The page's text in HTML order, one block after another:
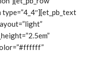
type=”4_4″][et_pb_text